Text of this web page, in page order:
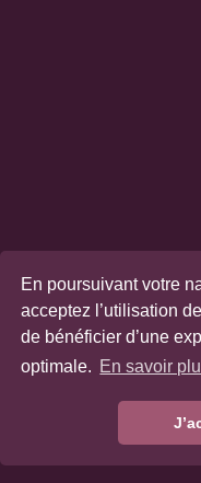
En poursuivant votre
acceptez l’utilisation
de bénéficier d’une
optimale. En savoir